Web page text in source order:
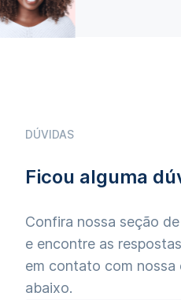
DÚVIDAS
Ficou alguma
Confira nossa seção
e encontre as
em contato com nossa
abaixo.